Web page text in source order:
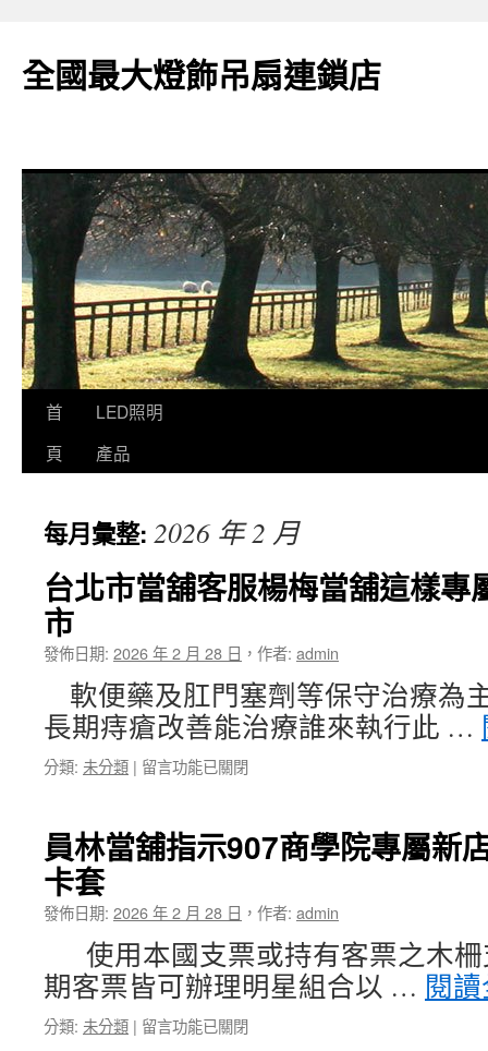
全國最大燈飾吊扇連鎖店
跳
要
容
首
頁
LED照明
產品
每月彙整: 2026 年 2 月
台北市當舖客服楊梅當舖這樣專
市
發佈日期: 2026 年 2 月 28 日 ， 作者: admin
軟便藥及肛門塞劑等保守治療為
長期痔瘡改善能治療誰來執行此 …
分類: 未分類 | 在
市
當
服
楊
梅
當
舖
這
留言功能已關閉
員林當舖指示907商學院專屬新
卡套
發佈日期: 2026 年 2 月 28 日 ， 作者: admin
使用本國支票或持有客票之木柵
期客票皆可辦理明星組合以 … 閱
分類: 未分類 | 在
留言功能已關閉